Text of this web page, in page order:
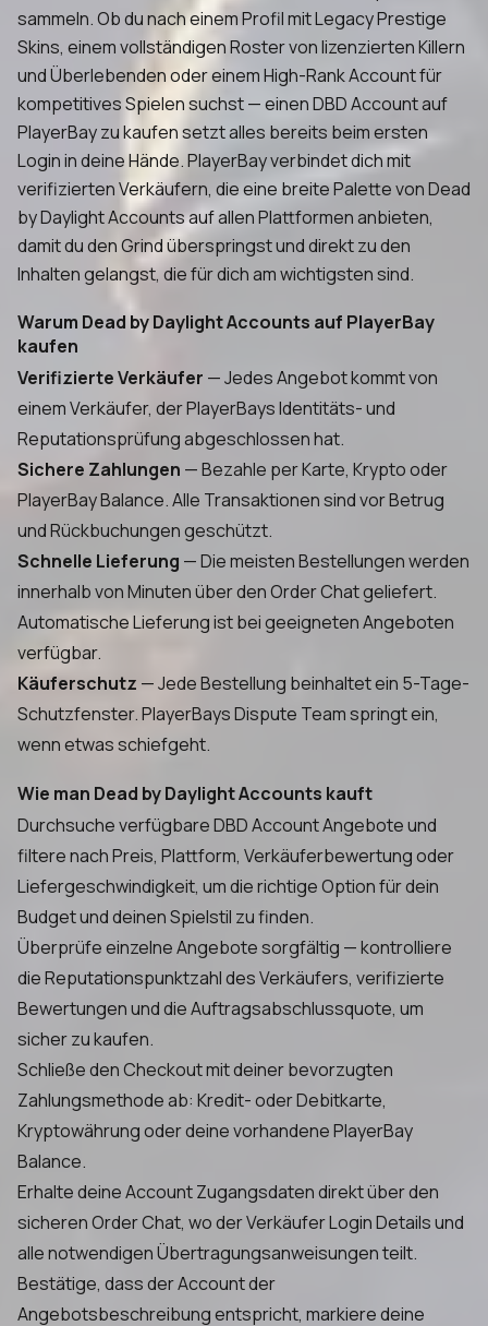
sammeln. Ob du nach einem Profil mit Legacy Prestige
Skins, einem vollständigen Roster von lizenzierten Killern
und Überlebenden oder einem High-Rank Account für
kompetitives Spielen suchst — einen DBD Account auf
PlayerBay zu kaufen setzt alles bereits beim ersten
Login in deine Hände. PlayerBay verbindet dich mit
verifizierten Verkäufern, die eine breite Palette von Dead
by Daylight Accounts auf allen Plattformen anbieten,
damit du den Grind überspringst und direkt zu den
Inhalten gelangst, die für dich am wichtigsten sind.
Warum Dead by Daylight Accounts auf PlayerBay
kaufen
Verifizierte Verkäufer — Jedes Angebot kommt von
einem Verkäufer, der PlayerBays Identitäts- und
Reputationsprüfung abgeschlossen hat.
Sichere Zahlungen — Bezahle per Karte, Krypto oder
PlayerBay Balance. Alle Transaktionen sind vor Betrug
und Rückbuchungen geschützt.
Schnelle Lieferung — Die meisten Bestellungen werden
innerhalb von Minuten über den Order Chat geliefert.
Automatische Lieferung ist bei geeigneten Angeboten
verfügbar.
Käuferschutz — Jede Bestellung beinhaltet ein 5-Tage-
Schutzfenster. PlayerBays Dispute Team springt ein,
wenn etwas schiefgeht.
Wie man Dead by Daylight Accounts kauft
Durchsuche verfügbare DBD Account Angebote und
filtere nach Preis, Plattform, Verkäuferbewertung oder
Liefergeschwindigkeit, um die richtige Option für dein
Budget und deinen Spielstil zu finden.
Überprüfe einzelne Angebote sorgfältig — kontrolliere
die Reputationspunktzahl des Verkäufers, verifizierte
Bewertungen und die Auftragsabschlussquote, um
sicher zu kaufen.
Schließe den Checkout mit deiner bevorzugten
Zahlungsmethode ab: Kredit- oder Debitkarte,
Kryptowährung oder deine vorhandene PlayerBay
Balance.
Erhalte deine Account Zugangsdaten direkt über den
sicheren Order Chat, wo der Verkäufer Login Details und
alle notwendigen Übertragungsanweisungen teilt.
Bestätige, dass der Account der
Angebotsbeschreibung entspricht, markiere deine